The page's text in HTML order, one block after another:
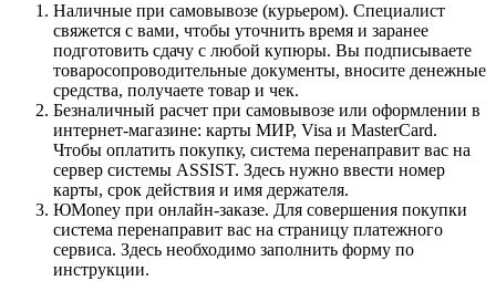
Наличные при самовывозе (курьером). Специалист
свяжется с вами, чтобы уточнить время и заранее
подготовить сдачу с любой купюры. Вы подписываете
товаросопроводительные документы, вносите денежные
средства, получаете товар и чек.
Безналичный расчет при самовывозе или оформлении в
интернет-магазине: карты МИР, Visa и MasterCard.
Чтобы оплатить покупку, система перенаправит вас на
сервер системы ASSIST. Здесь нужно ввести номер
карты, срок действия и имя держателя.
ЮMoney при онлайн-заказе. Для совершения покупки
система перенаправит вас на страницу платежного
сервиса. Здесь необходимо заполнить форму по
инструкции.